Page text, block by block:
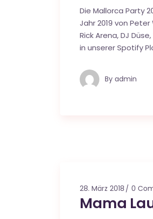
Die Mallorca Party
Jahr 2019 von
Rick Arena, DJ
in unserer Spotify
By admin
28. März 2018 0
Mama